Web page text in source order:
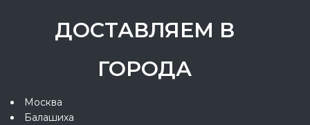
ДОСТАВЛЯЕМ В
ГОРОДА
Москва
Балашиха